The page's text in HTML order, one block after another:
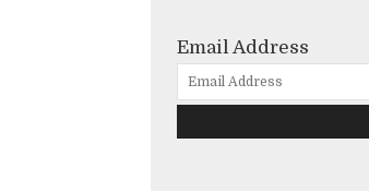
Email Address